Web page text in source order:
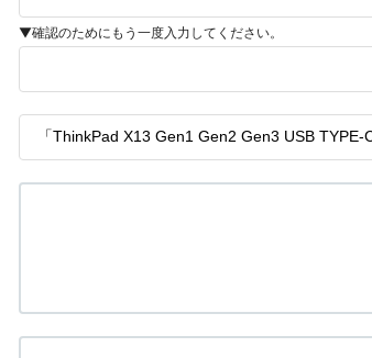
▼確認のためにもう一度入力してください。